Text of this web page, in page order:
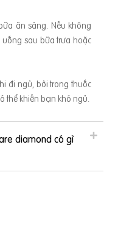
ăn sáng. Nếu không
sau bữa trưa hoặc
đi ngủ, bởi trong thuốc
thể khiến bạn khó ngủ.
diamond có gì